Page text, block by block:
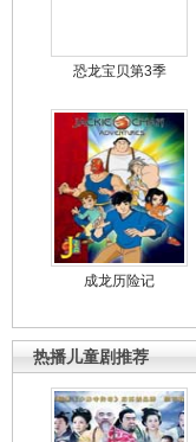
恐龙宝贝第3季
成龙历险记
热播儿童剧推荐